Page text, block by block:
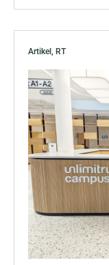
Artikel , RT